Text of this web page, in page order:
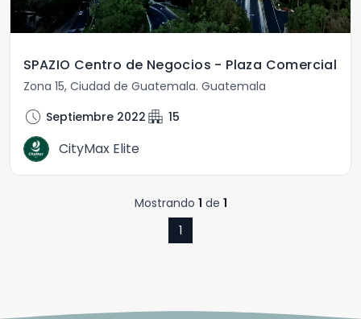
SPAZIO Centro de Negocios - Plaza Comercial
Zona 15, Ciudad de Guatemala. Guatemala
schedule Septiembre 2022 apartment 15
CityMax Elite
Mostrando 1 de 1
1